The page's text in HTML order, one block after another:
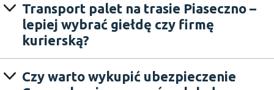
Transport palet na trasie Piaseczno –
lepiej wybrać giełdę czy firmę
kurierską?
Czy warto wykupić ubezpieczenie